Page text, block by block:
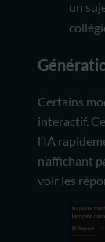
un
Certains
interactif.
l’IA
n’affichant
voir les